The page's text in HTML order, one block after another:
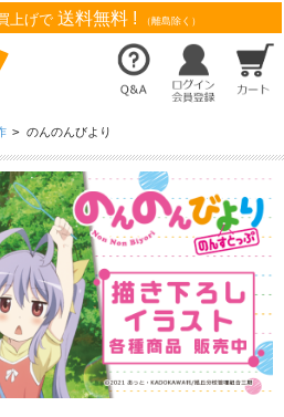
上げで 送料無料 ! （離島除く）
> のんのんびより